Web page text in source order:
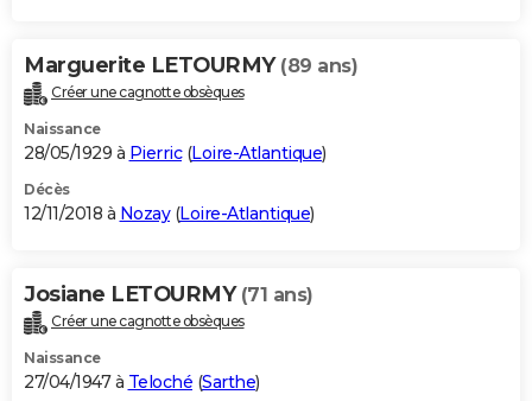
Marguerite LETOURMY (89 ans)
Créer une cagnotte obsèques
Naissance
28/05/1929 à Pierric(Loire-Atlantique)
Décès
12/11/2018 à Nozay(Loire-Atlantique)
Josiane LETOURMY (71 ans)
Créer une cagnotte obsèques
Naissance
27/04/1947 à Teloché (Sarthe)